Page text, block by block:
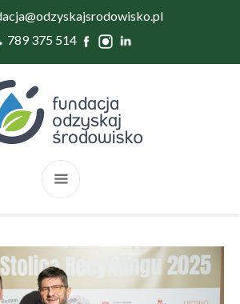
789 375 514